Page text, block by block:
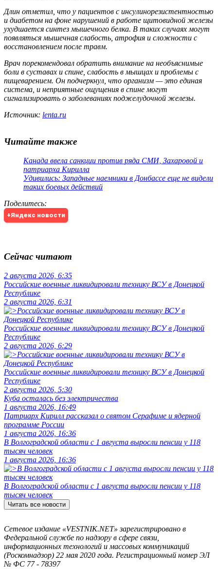
Длин отметил, что у пациентов с инсулинорезистентностью
и диабетом на фоне нарушений в работе щитовидной железы
ухудшается синтез мышечного белка. В таких случаях могут
появляться мышечная слабость, атрофия и сложности с
восстановлением после травм.
Врач порекомендовал обратить внимание на необъяснимые
боли в суставах и спине, слабость в мышцах и проблемы с
пищеварением. Он подчеркнул, что организм — это единая
система, и неприятные ощущения в спине могут
сигнализировать о заболеваниях поджелудочной железы.
Источник: lenta.ru
Читайте также
Канада ввела санкции против ряда СМИ, Захаровой и
патриарха Кирилла
Удивились: Западные наемники в Донбассе еще не видели
таких боевых действий
Поделитесь:
+Яндекс новости
Сейчас читают
2 августа 2026, 6:35
Российские военные ликвидировали технику ВСУ в Донецкой
Республике
2 августа 2026, 6:31
Российские военные ликвидировали технику ВСУ в Донецкой
Республике
2 августа 2026, 6:29
Российские военные ликвидировали технику ВСУ в Донецкой
Республике
2 августа 2026, 5:30
Куба осталась без электричества
1 августа 2026, 16:49
Патриарх Кирилл рассказал о святом Серафиме и ядерной
программе России
1 августа 2026, 16:36
В Волгоградской области с 1 августа выросли пенсии у 118
тысяч человек
1 августа 2026, 16:36
В Волгоградской области с 1 августа выросли пенсии у 118
тысяч человек
Читать все новости
Сетевое издание «VESTNIK.NET» зарегистрировано в
Федеральной службе по надзору в сфере связи,
информационных технологий и массовых коммуникаций
(Роскомнадзор) 22 мая 2020 года. Регистрационный номер ЭЛ
№ ФС 77 - 78397